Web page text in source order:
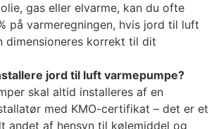
gas eller elvarme, kan du ofte
på varmeregningen, hvis jord til luft
dimensioneres korrekt til dit
jord til luft varmepumpe?
skal altid installeres af en
med KMO-certifikat – det er et
andet af hensyn til kølemiddel og